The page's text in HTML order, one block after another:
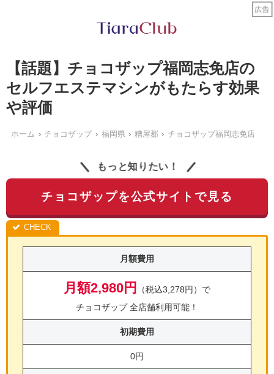
【話題】チョコザップ福岡志免店の
セルフエステマシンがもたらす効果
や評価
ホーム チョコザップ 福岡県 糟屋郡 チョコザップ福岡志免店
もっと知りたい！
チョコザップを公式サイトで見る
月額費用
月額2,980円
（税込3,278円）で
チョコザップ 全店舗利用可能！
初期費用
0円